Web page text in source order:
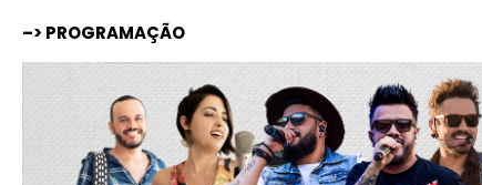
–> PROGRAMAÇÃO